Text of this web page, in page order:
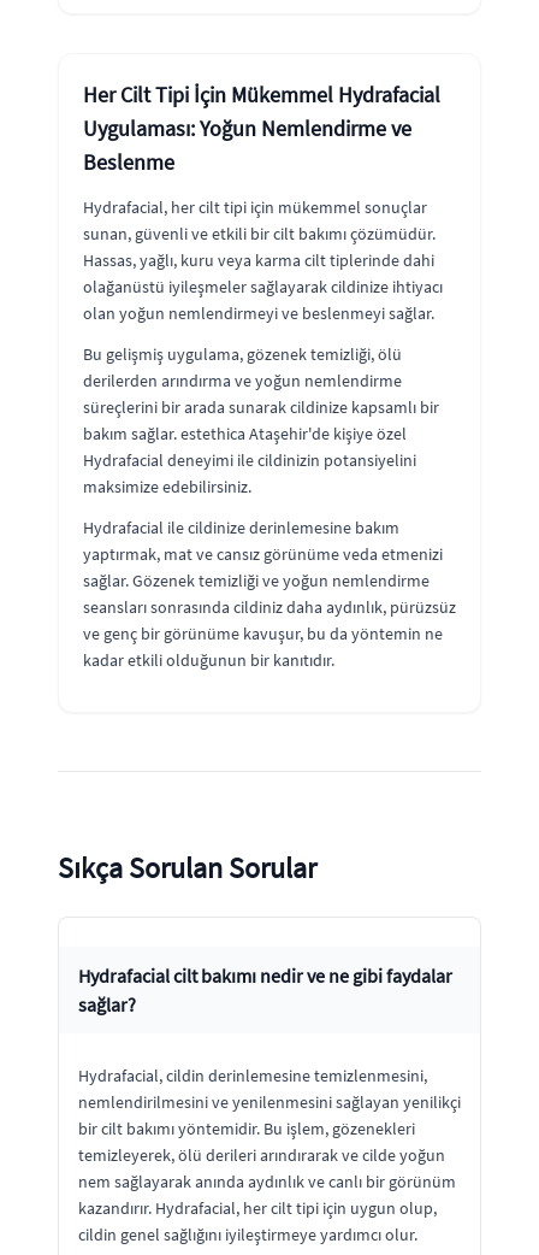
Her Cilt Tipi İçin Mükemmel Hydrafacial
Uygulaması: Yoğun Nemlendirme ve
Beslenme
Hydrafacial, her cilt tipi için mükemmel sonuçlar
sunan, güvenli ve etkili bir cilt bakımı çözümüdür.
Hassas, yağlı, kuru veya karma cilt tiplerinde dahi
olağanüstü iyileşmeler sağlayarak cildinize ihtiyacı
olan yoğun nemlendirmeyi ve beslenmeyi sağlar.
Bu gelişmiş uygulama, gözenek temizliği, ölü
derilerden arındırma ve yoğun nemlendirme
süreçlerini bir arada sunarak cildinize kapsamlı bir
bakım sağlar. estethica Ataşehir'de kişiye özel
Hydrafacial deneyimi ile cildinizin potansiyelini
maksimize edebilirsiniz.
Hydrafacial ile cildinize derinlemesine bakım
yaptırmak, mat ve cansız görünüme veda etmenizi
sağlar. Gözenek temizliği ve yoğun nemlendirme
seansları sonrasında cildiniz daha aydınlık, pürüzsüz
ve genç bir görünüme kavuşur, bu da yöntemin ne
kadar etkili olduğunun bir kanıtıdır.
Sıkça Sorulan Sorular
Hydrafacial cilt bakımı nedir ve ne gibi faydalar
sağlar?
Hydrafacial, cildin derinlemesine temizlenmesini,
nemlendirilmesini ve yenilenmesini sağlayan yenilikçi
bir cilt bakımı yöntemidir. Bu işlem, gözenekleri
temizleyerek, ölü derileri arındırarak ve cilde yoğun
nem sağlayarak anında aydınlık ve canlı bir görünüm
kazandırır. Hydrafacial, her cilt tipi için uygun olup,
cildin genel sağlığını iyileştirmeye yardımcı olur.